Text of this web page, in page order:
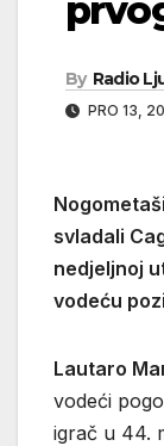
By Radio
PRO 13,
svladali
nedjeljnoj
vodeću
Lautaro
vodeći
igrač u 44.